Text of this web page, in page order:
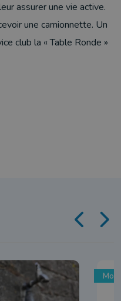
assurer une vie active.
une camionnette. Un
club la « Table Ronde »